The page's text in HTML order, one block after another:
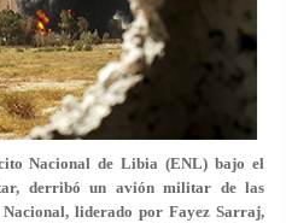
Nacional de Libia (ENL) bajo el
derribó un avión militar de las
liderado por Fayez Sarraj,